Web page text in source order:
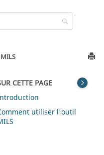
CETTE PAGE
utiliser l'outil